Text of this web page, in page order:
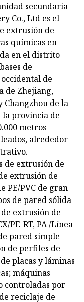
secundaria
Co., Ltd es el
extrusión de
químicas en
en el distrito
de
de
de Zhejiang,
Changzhou de la
la provincia de
metros
alrededor
de extrusión de
extrusión de
PE/PVC de gran
de pared sólida
extrusión de
PE-RT, PA /Línea
pared simple
de perfiles de
placas y láminas
máquinas
controladas por
reciclaje de